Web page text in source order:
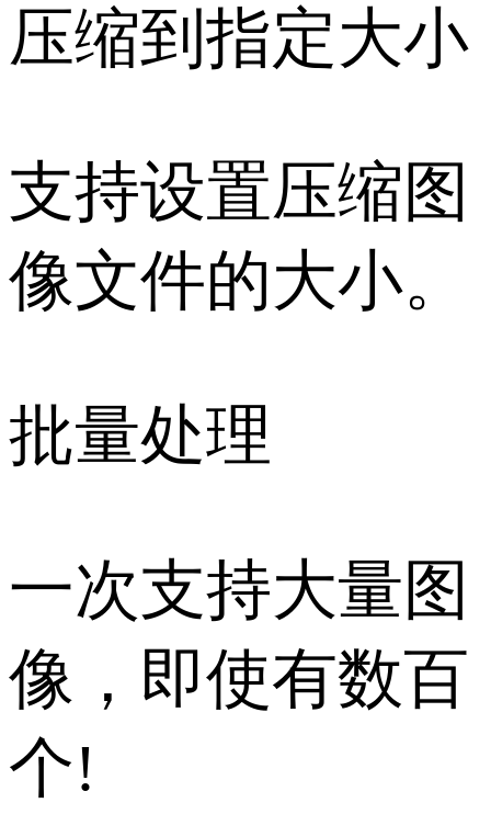
压缩到指定大小
支持设置压缩图
像文件的大小。
批量处理
一次支持大量图
像，即使有数百
个!